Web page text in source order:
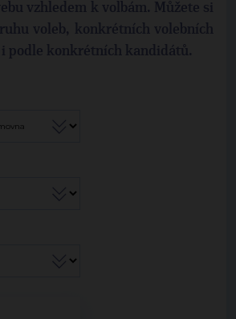
vzhledem k volbám. Můžete si
voleb, konkrétních volebních
i podle konkrétních kandidátů.